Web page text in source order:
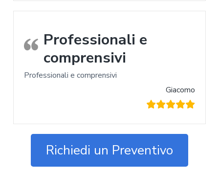
Professionali e
comprensivi
Professionali e comprensivi
Giacomo
Richiedi un Preventivo